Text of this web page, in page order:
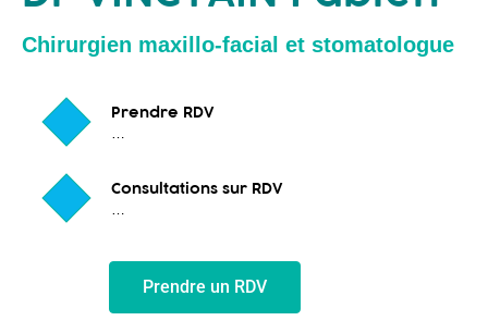
Chirurgien maxillo-facial et stomatologue
Prendre RDV
…
Consultations sur RDV
Prendre un RDV